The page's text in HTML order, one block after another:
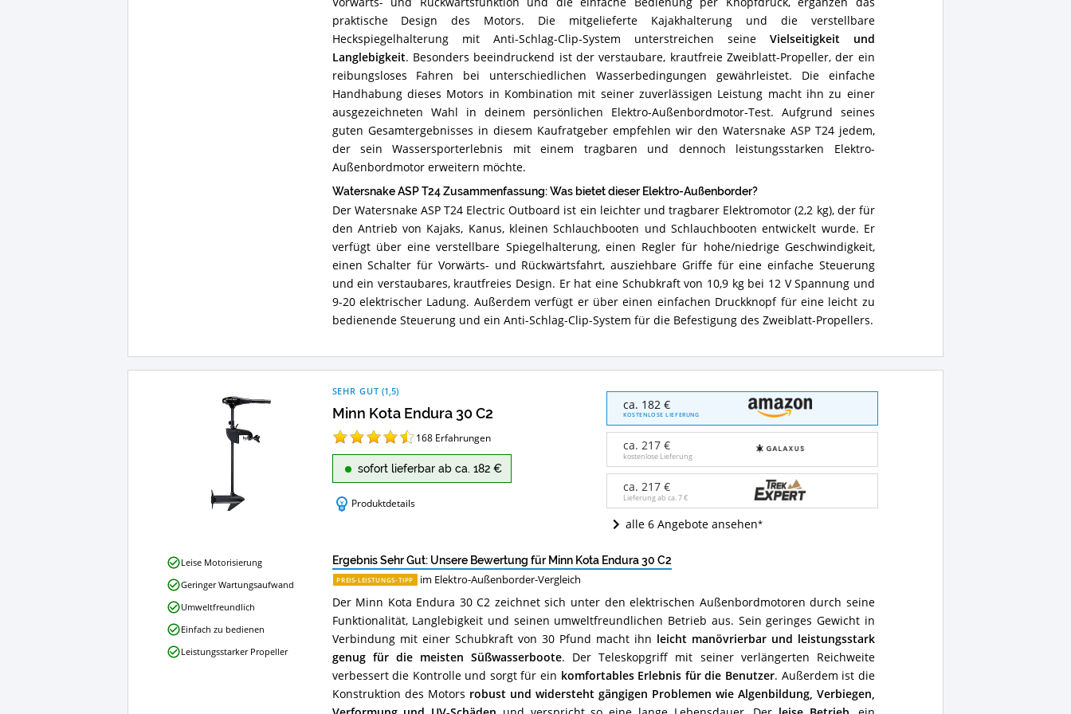
praktische Design des Motors. Die mitgelieferte Kajakhalterung und die verstellbare
Heckspiegelhalterung mit Anti-Schlag-Clip-System unterstreichen seine Vielseitigkeit und
Langlebigkeit. Besonders beeindruckend ist der verstaubare, krautfreie Zweiblatt-Propeller, der ein
reibungsloses Fahren bei unterschiedlichen Wasserbedingungen gewährleistet. Die einfache
Handhabung dieses Motors in Kombination mit seiner zuverlässigen Leistung macht ihn zu einer
ausgezeichneten Wahl in deinem persönlichen Elektro-Außenbordmotor-Test. Aufgrund seines
guten Gesamtergebnisses in diesem Kaufratgeber empfehlen wir den Watersnake ASP T24 jedem,
der sein Wassersporterlebnis mit einem tragbaren und dennoch leistungsstarken Elektro-
Außenbordmotor erweitern möchte.
Watersnake ASP T24 Zusammenfassung: Was bietet dieser Elektro-Außenborder?
Der Watersnake ASP T24 Electric Outboard ist ein leichter und tragbarer Elektromotor (2,2 kg), der für
den Antrieb von Kajaks, Kanus, kleinen Schlauchbooten und Schlauchbooten entwickelt wurde. Er
verfügt über eine verstellbare Spiegelhalterung, einen Regler für hohe/niedrige Geschwindigkeit,
einen Schalter für Vorwärts- und Rückwärtsfahrt, ausziehbare Griffe für eine einfache Steuerung
und ein verstaubares, krautfreies Design. Er hat eine Schubkraft von 10,9 kg bei 12 V Spannung und
9-20 elektrischer Ladung. Außerdem verfügt er über einen einfachen Druckknopf für eine leicht zu
bedienende Steuerung und ein Anti-Schlag-Clip-System für die Befestigung des Zweiblatt-Propellers.
Minn Kota Endura 30 C2
SEHR GUT (1,5)
168 Erfahrungen
sofort lieferbar ab ca. 182 €
Produktdetails
Kota
Endura
Angebote:
dieser
Elektro-
erhältlich?
ca. 182 €
KOSTENLOSE LIEFERUNG
ca. 217 €
kostenlose Lieferung
ca. 217 €
Lieferung ab ca.7 €
alle 6 Angebote ansehen
Ergebnis Sehr Gut: Unsere Bewertung für Minn Kota Endura 30 C2
PREIS-LEISTUNGS-TIPP im Elektro-Außenborder-Vergleich
Der Minn Kota Endura 30 C2 zeichnet sich unter den elektrischen Außenbordmotoren durch seine
Funktionalität, Langlebigkeit und seinen umweltfreundlichen Betrieb aus. Sein geringes Gewicht in
Verbindung mit einer Schubkraft von 30 Pfund macht ihn leicht manövrierbar und leistungsstark
genug für die meisten Süßwasserboote. Der Teleskopgriff mit seiner verlängerten Reichweite
verbessert die Kontrolle und sorgt für ein komfortables Erlebnis für die Benutzer. Außerdem ist die
Konstruktion des Motors robust und widersteht gängigen Problemen wie Algenbildung, Verbiegen,
Vorteile:
Leise Motorisierung
Geringer Wartungsaufwand
Umweltfreundlich
Einfach zu bedienen
Leistungsstarker Propeller